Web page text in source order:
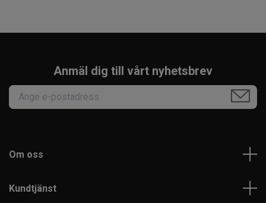
Anmäl dig till vårt nyhetsbrev
Om oss
Kundtjänst